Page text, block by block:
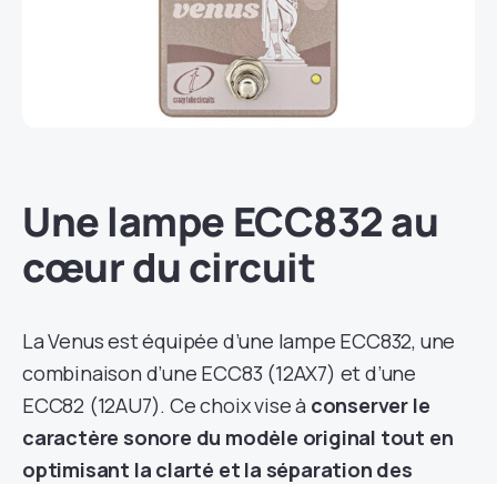
Une lampe ECC832 au
cœur du circuit
La Venus est équipée d’une lampe ECC832, une
combinaison d’une ECC83 (12AX7) et d’une
ECC82 (12AU7). Ce choix vise à conserver le
caractère sonore du modèle original tout en
optimisant la clarté et la séparation des